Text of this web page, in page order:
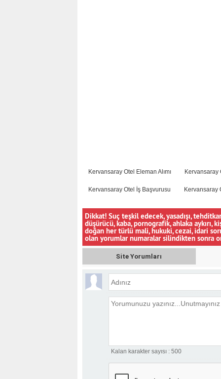
Kervansaray Otel Eleman Alımı Kervansaray
Kervansaray Otel İş Başvurusu Kervansaray
Dikkat! Suç teşkil edecek, yasadışı,
düşürücü, kaba, pornografik, ahlaka
doğan her türlü mali, hukuki, cezai, idari
olan yorumlar numaralar silindikten sonra
Site Yorumları
Kalan karakter sayısı : 500